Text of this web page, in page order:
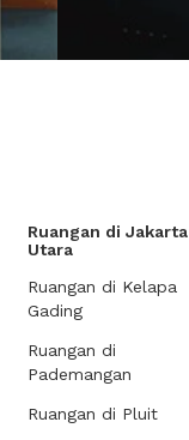
Ruangan di Jakarta
Utara
Ruangan di Kelapa
Gading
Ruangan di
Pademangan
Ruangan di Pluit